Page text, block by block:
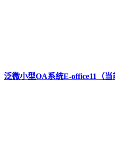
泛微小型OA系统E-office11（当